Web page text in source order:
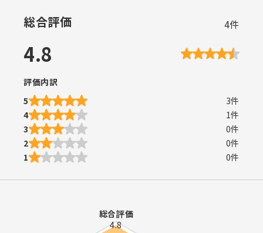
総合評価 4件
4.8
評価内訳
5
3件
4
1件
3
0件
2
0件
1
0件